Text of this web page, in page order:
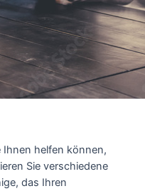
Ihnen helfen können,
Sie verschiedene
das Ihren